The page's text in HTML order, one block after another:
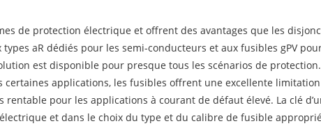
de protection électrique et offrent des avantages que les
aR dédiés pour les semi-conducteurs et aux fusibles gPV
est disponible pour presque tous les scénarios de protection.
applications, les fusibles offrent une excellente
pour les applications à courant de défaut élevé. La clé
et dans le choix du type et du calibre de fusible